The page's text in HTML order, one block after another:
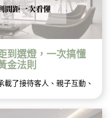
到選燈，一次搞懂
金法則
了接待客人、親子互動、